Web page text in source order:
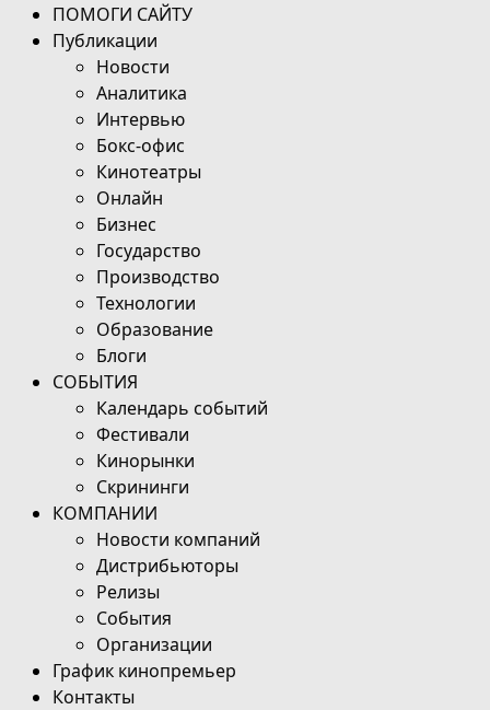
ПОМОГИ САЙТУ
Публикации
Новости
Аналитика
Интервью
Бокс-офис
Кинотеатры
Онлайн
Бизнес
Государство
Производство
Технологии
Образование
Блоги
СОБЫТИЯ
Календарь событий
Фестивали
Кинорынки
Скрининги
КОМПАНИИ
Новости компаний
Дистрибьюторы
Релизы
События
Организации
График кинопремьер
Контакты